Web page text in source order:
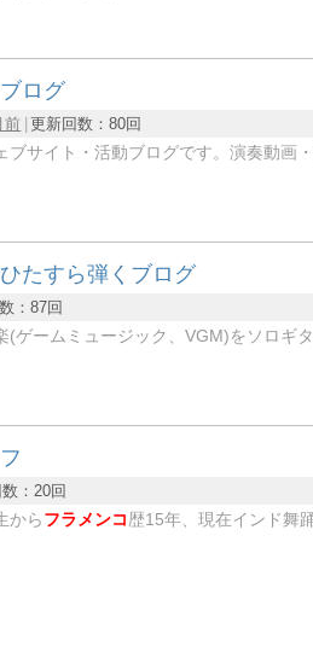
ログ
前 更新回数：80回
ブサイト・活動ブログです。演奏動画・
たすら弾くブログ
：87回
(ゲームミュージック、VGM)をソロギ
：20回
からフラメンコ 歴15年、現在インド舞